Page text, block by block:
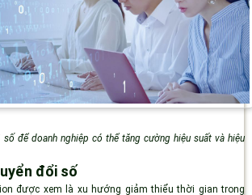
số để doanh nghiệp có thể tăng cường hiệu suất và hiệu
đổi số
được xem là xu hướng giảm thiểu thời gian trong